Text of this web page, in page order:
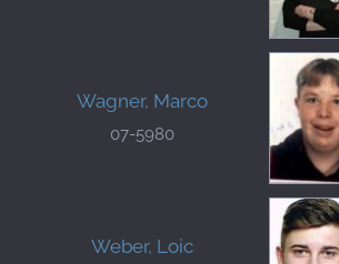
Wagner, Marco
07-5980
Weber, Loic